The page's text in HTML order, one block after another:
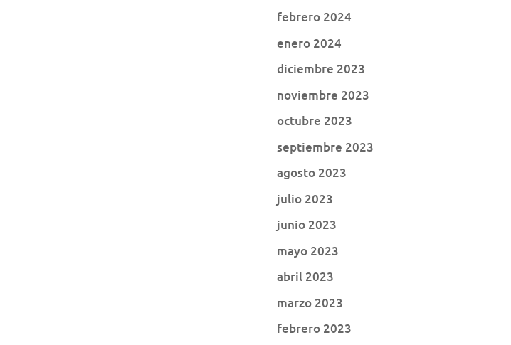
febrero 2024
enero 2024
diciembre 2023
noviembre 2023
octubre 2023
septiembre 2023
agosto 2023
julio 2023
junio 2023
mayo 2023
abril 2023
marzo 2023
febrero 2023